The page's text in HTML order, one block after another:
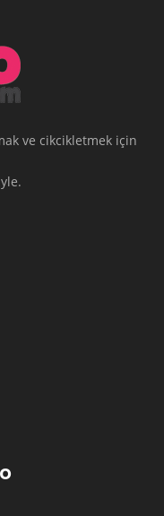
ve cikcikletmek için